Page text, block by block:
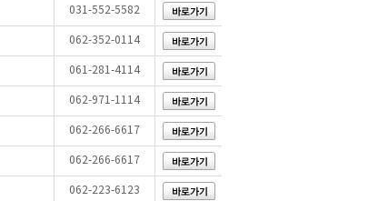
031-552-5582
062-352-0114
061-281-4114
062-971-1114
062-266-6617
062-266-6617
062-223-6123